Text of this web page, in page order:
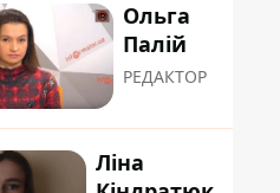
Ольга
Палій
РЕДАКТОР
Ліна